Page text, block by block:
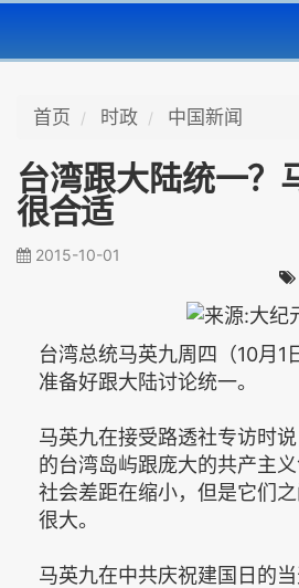
首页 时政 中国新闻
台湾跟大陆统一？
很合适
2015-10-01
台湾总统马英九周四（10月1
准备好跟大陆讨论统一。
马英九在接受路透社专访时
的台湾岛屿跟庞大的共产主
社会差距在缩小，但是它们
很大。
马英九在中共庆祝建国日的